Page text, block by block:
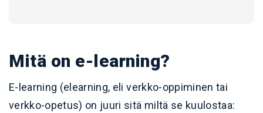
Mitä on e-learning?
E-learning (elearning, eli verkko-oppiminen tai
verkko-opetus) on juuri sitä miltä se kuulostaa: